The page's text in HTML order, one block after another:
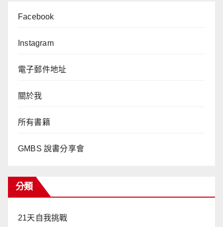
Facebook
Instagram
電子郵件地址
關於我
所有書籍
GMBS 說書分享會
分類
21天自我挑戰